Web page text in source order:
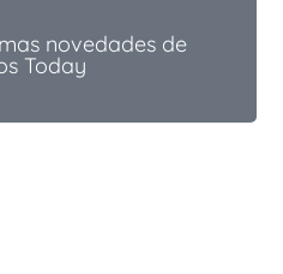
novedades de
Today